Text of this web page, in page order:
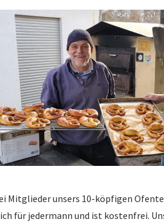
Mitglieder unsers 10-köpfigen
für jedermann und ist kostenfrei.